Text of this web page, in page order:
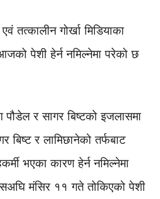
तत्कालीन गोर्खा मिडियाका
पेशी हेर्न नमिल्नेमा परेको छ
र सागर बिष्टको इजलासमा
बिष्ट र लामिछानेको तर्फबाट
भएका कारण हेर्न नमिल्नेमा
मंसिर ११ गते तोकिएको पेशी